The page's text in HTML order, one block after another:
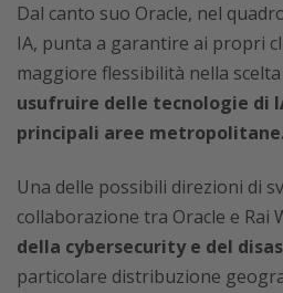
Dal canto suo Oracle, nel
IA, punta a garantire ai propri
maggiore flessibilità nella
usufruire delle tecnologie di
principali aree
Una delle possibili direzioni di
collaborazione tra Oracle e Rai
della cybersecurity e del
particolare distribuzione